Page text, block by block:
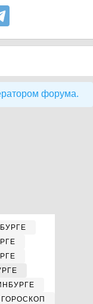
форума.
ГОРОСКОП